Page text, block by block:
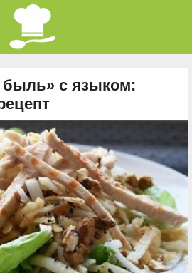
быль» с языком: